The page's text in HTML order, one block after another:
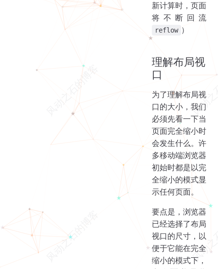
新计算时，页面
将不断回流
reflow ）
理解布局视
口
为了理解布局视
口的大小，我们
必须先看一下当
页面完全缩小时
会发生什么。许
多移动端浏览器
初始时都是以完
全缩小的模式显
示任何页面。
要点是，浏览器
已经选择了布局
视口的尺寸，以
便于它能在完全
缩小的模式下，